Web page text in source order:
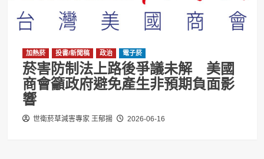
加熱菸 投書/新聞稿 政治 電子菸
菸害防制法上路後爭議未解 美國
商會籲政府避免產生非預期負面影
響
世衛菸草減害專家 王郁揚 2026-06-16